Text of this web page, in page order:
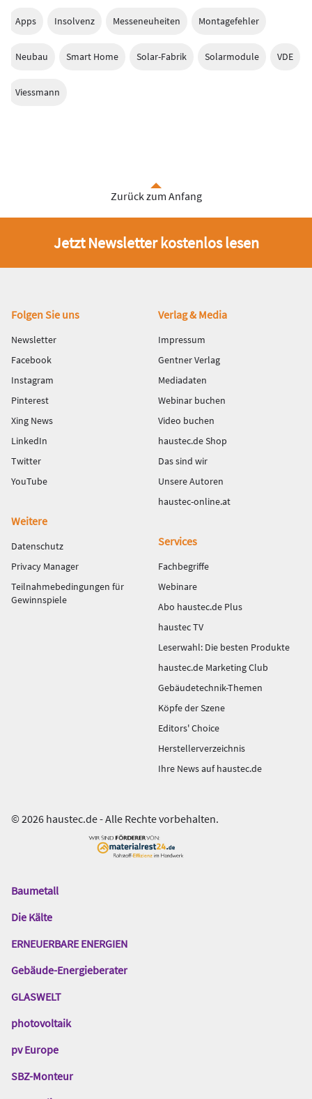
Apps Insolvenz Messeneuheiten Montagefehler
Neubau Smart Home Solar-Fabrik Solarmodule VDE
Viessmann
Zurück zum Anfang
Jetzt Newsletter kostenlos lesen
Fußbereich
Folgen Sie uns
Newsletter
Facebook
Instagram
Pinterest
Xing News
LinkedIn
Twitter
YouTube
Verlag & Media
Impressum
Gentner Verlag
Mediadaten
Webinar buchen
Video buchen
haustec.de Shop
Das sind wir
Unsere Autoren
haustec-online.at
Weitere
Datenschutz
Privacy Manager
Teilnahmebedingungen für
Gewinnspiele
Services
Fachbegriffe
Webinare
Abo haustec.de Plus
haustec TV
Leserwahl: Die besten Produkte
haustec.de Marketing Club
Gebäudetechnik-Themen
Köpfe der Szene
Editors' Choice
Herstellerverzeichnis
Ihre News auf haustec.de
© 2026 haustec.de - Alle Rechte vorbehalten.
Das
Gentner
Baumetall
Die Kälte
ERNEUERBARE ENERGIEN
Gebäude-Energieberater
GLASWELT
photovoltaik
pv Europe
SBZ-Monteur